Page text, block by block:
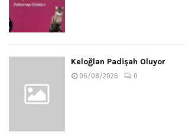
Keloğlan Padişah Oluyor
06/08/2026 0